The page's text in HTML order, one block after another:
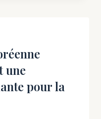
une
pour la